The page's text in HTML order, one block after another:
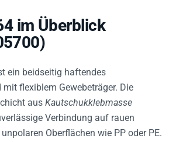
im Überblick
ein beidseitig haftendes
mit flexiblem Gewebeträger. Die
aus Kautschukklebmasse
Verbindung auf rauen
Oberflächen wie PP oder PE.